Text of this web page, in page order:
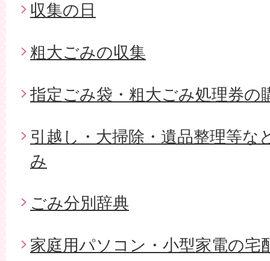
収集の日
粗大ごみの収集
指定ごみ袋・粗大ごみ処理券の
引越し・大掃除・遺品整理等な
み
ごみ分別辞典
家庭用パソコン・小型家電の宅